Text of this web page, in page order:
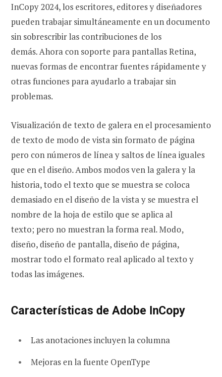
InCopy 2024, los escritores, editores y diseñadores
pueden trabajar simultáneamente en un documento
sin sobrescribir las contribuciones de los
demás. Ahora con soporte para pantallas Retina,
nuevas formas de encontrar fuentes rápidamente y
otras funciones para ayudarlo a trabajar sin
problemas.
Visualización de texto de galera en el procesamiento
de texto de modo de vista sin formato de página
pero con números de línea y saltos de línea iguales
que en el diseño. Ambos modos ven la galera y la
historia, todo el texto que se muestra se coloca
demasiado en el diseño de la vista y se muestra el
nombre de la hoja de estilo que se aplica al
texto; pero no muestran la forma real. Modo,
diseño, diseño de pantalla, diseño de página,
mostrar todo el formato real aplicado al texto y
todas las imágenes.
Características de Adobe InCopy
Las anotaciones incluyen la columna
Mejoras en la fuente OpenType